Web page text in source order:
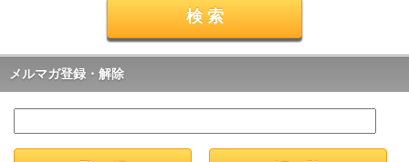
メルマガ登録・解除